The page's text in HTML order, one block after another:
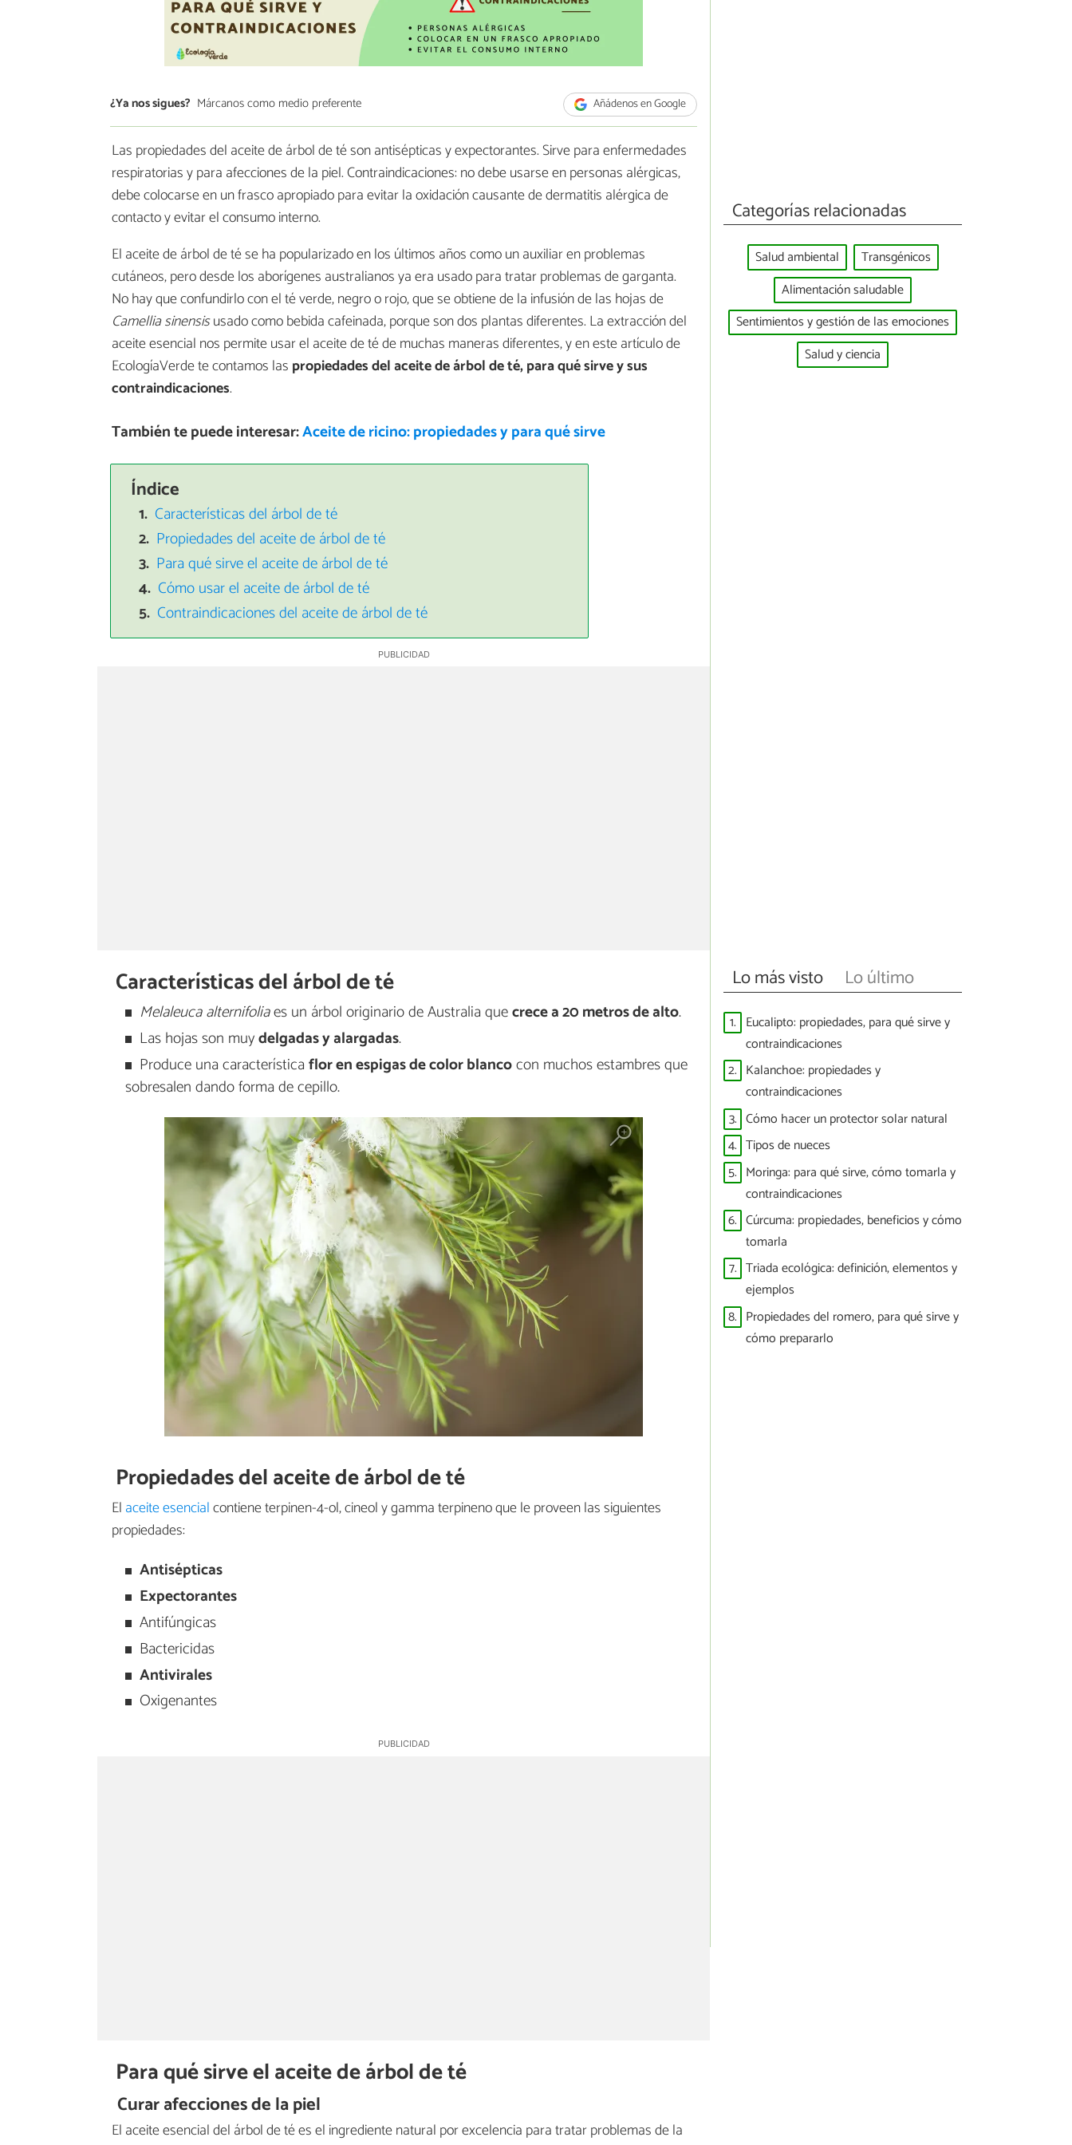
¿Ya nos sigues? Márcanos como medio preferente Añádenos en Google
Las propiedades del aceite de árbol de té son antisépticas y expectorantes. Sirve para enfermedades
respiratorias y para afecciones de la piel. Contraindicaciones: no debe usarse en personas alérgicas,
debe colocarse en un frasco apropiado para evitar la oxidación causante de dermatitis alérgica de
contacto y evitar el consumo interno.
El aceite de árbol de té se ha popularizado en los últimos años como un auxiliar en problemas
cutáneos, pero desde los aborígenes australianos ya era usado para tratar problemas de garganta.
No hay que confundirlo con el té verde, negro o rojo, que se obtiene de la infusión de las hojas de
Camellia sinensisusado como bebida cafeinada, porque son dos plantas diferentes. La extracción del
aceite esencial nos permite usar el aceite de té de muchas maneras diferentes, y en este artículo de
EcologíaVerde te contamos las propiedades del aceite de árbol de té, para qué sirve y sus
contraindicaciones.
También te puede interesar:Aceite de ricino: propiedades y para qué sirve
Índice
Características del árbol de té
Propiedades del aceite de árbol de té
Para qué sirve el aceite de árbol de té
Cómo usar el aceite de árbol de té
Contraindicaciones del aceite de árbol de té
Características del árbol de té
Melaleuca alternifoliaes un árbol originario de Australia quecrece a 20 metros de alto.
Las hojas son muydelgadas y alargadas.
Produce una característicaflor en espigas de color blancocon muchos estambres que
sobresalen dando forma de cepillo.
Propiedades del aceite de árbol de té
El aceite esencialcontiene terpinen-4-ol, cineol y gamma terpineno que le proveen las siguientes
propiedades:
Antisépticas
Expectorantes
Antifúngicas
Bactericidas
Antivirales
Oxigenantes
Para qué sirve el aceite de árbol de té
Curar afecciones de la piel
El aceite esencial del árbol de té es el ingrediente natural por excelencia para tratar problemas de la
Categorías relacionadas
Salud ambiental
Transgénicos
Alimentación saludable
Sentimientos y gestión de las emociones
Salud y ciencia
Lo más visto Lo último
1. Eucalipto: propiedades, para qué sirve y
contraindicaciones
2. Kalanchoe: propiedades y
contraindicaciones
3. Cómo hacer un protector solar natural
4. Tipos de nueces
5. Moringa: para qué sirve, cómo tomarla y
contraindicaciones
6. Cúrcuma: propiedades, beneficios y cómo
tomarla
7. Triada ecológica: definición, elementos y
ejemplos
8. Propiedades del romero, para qué sirve y
cómo prepararlo